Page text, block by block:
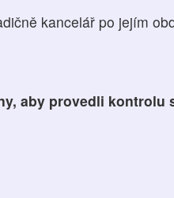
kancelář po jejím
aby provedli kontrolu